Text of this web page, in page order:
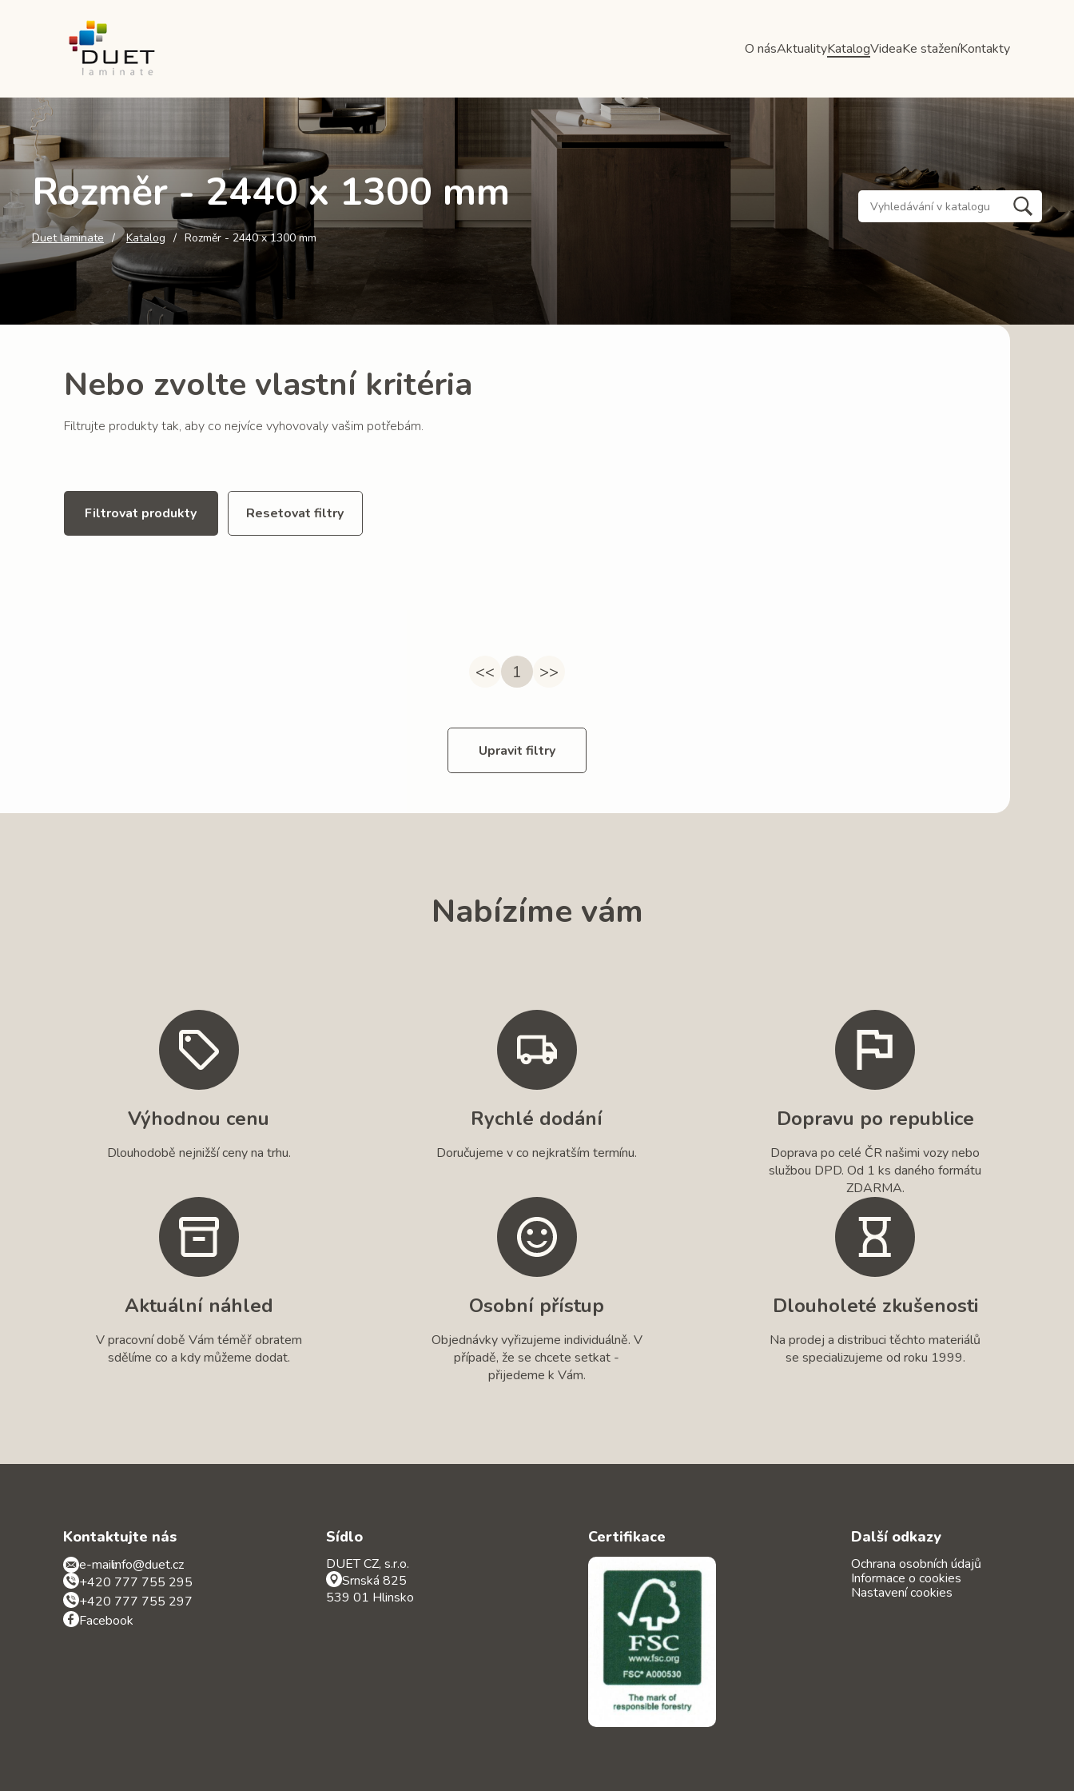
O násAktualityKatalogVideaKe staženíKontakty
Rozměr - 2440 x 1300 mm
Duet laminate Katalog Rozměr - 2440 x 1300 mm
Nebo zvolte vlastní kritéria
Filtrujte produkty tak, aby co nejvíce vyhovovaly vašim potřebám.
Filtrovat produkty Resetovat filtry
<< 1 >>
Upravit filtry
Nabízíme vám
Výhodnou cenu
Dlouhodobě nejnižší ceny na trhu.
Rychlé dodání
Doručujeme v co nejkratším termínu.
Dopravu po republice
Doprava po celé ČR našimi vozy nebo
službou DPD. Od 1 ks daného formátu
ZDARMA.
Aktuální náhled
V pracovní době Vám téměř obratem
sdělíme co a kdy můžeme dodat.
Osobní přístup
Objednávky vyřizujeme individuálně. V
případě, že se chcete setkat -
přijedeme k Vám.
Dlouholeté zkušenosti
Na prodej a distribuci těchto materiálů
se specializujeme od roku 1999.
Kontaktujte nás
e-mail:info@duet.cz
+420 777 755 295
+420 777 755 297
Facebook
Sídlo
DUET CZ, s.r.o.
Srnská 825
539 01 Hlinsko
Certifikace Další odkazy
Ochrana osobních údajů
Informace o cookies
Nastavení cookies